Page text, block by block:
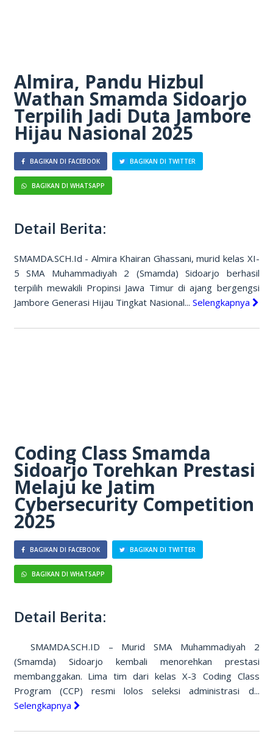
Almira, Pandu Hizbul
Wathan Smamda Sidoarjo
Terpilih Jadi Duta Jambore
Hijau Nasional 2025
BAGIKAN DI FACEBOOK BAGIKAN DI TWITTER
BAGIKAN DI WHATSAPP
Detail Berita:
SMAMDA.SCH.Id - Almira Khairan Ghassani, murid kelas XI-
5 SMA Muhammadiyah 2 (Smamda) Sidoarjo berhasil
terpilih mewakili Propinsi Jawa Timur di ajang bergengsi
Jambore Generasi Hijau Tingkat Nasional... Selengkapnya
Coding Class Smamda
Sidoarjo Torehkan Prestasi
Melaju ke Jatim
Cybersecurity Competition
2025
BAGIKAN DI FACEBOOK BAGIKAN DI TWITTER
BAGIKAN DI WHATSAPP
Detail Berita:
SMAMDA.SCH.ID – Murid SMA Muhammadiyah 2
(Smamda) Sidoarjo kembali menorehkan prestasi
membanggakan. Lima tim dari kelas X-3 Coding Class
Program (CCP) resmi lolos seleksi administrasi d...
Selengkapnya